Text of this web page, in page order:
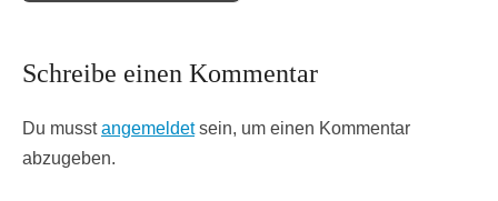
Schreibe einen Kommentar
Du musstangemeldetsein, um einen Kommentar
abzugeben.